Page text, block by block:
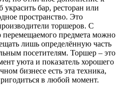
бар, ресторан или
пространство. Это
торшеров. С
предмета можно
лишь определённую часть
посетителям. Торшер – это
уюта и показатель хорошего
бизнесе есть эта техника,
в любой момент.